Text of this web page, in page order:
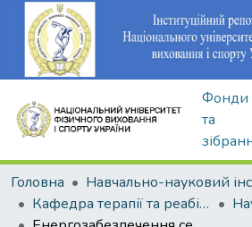
Фонди
та
Головна
Кафедра терапії та реабілітації